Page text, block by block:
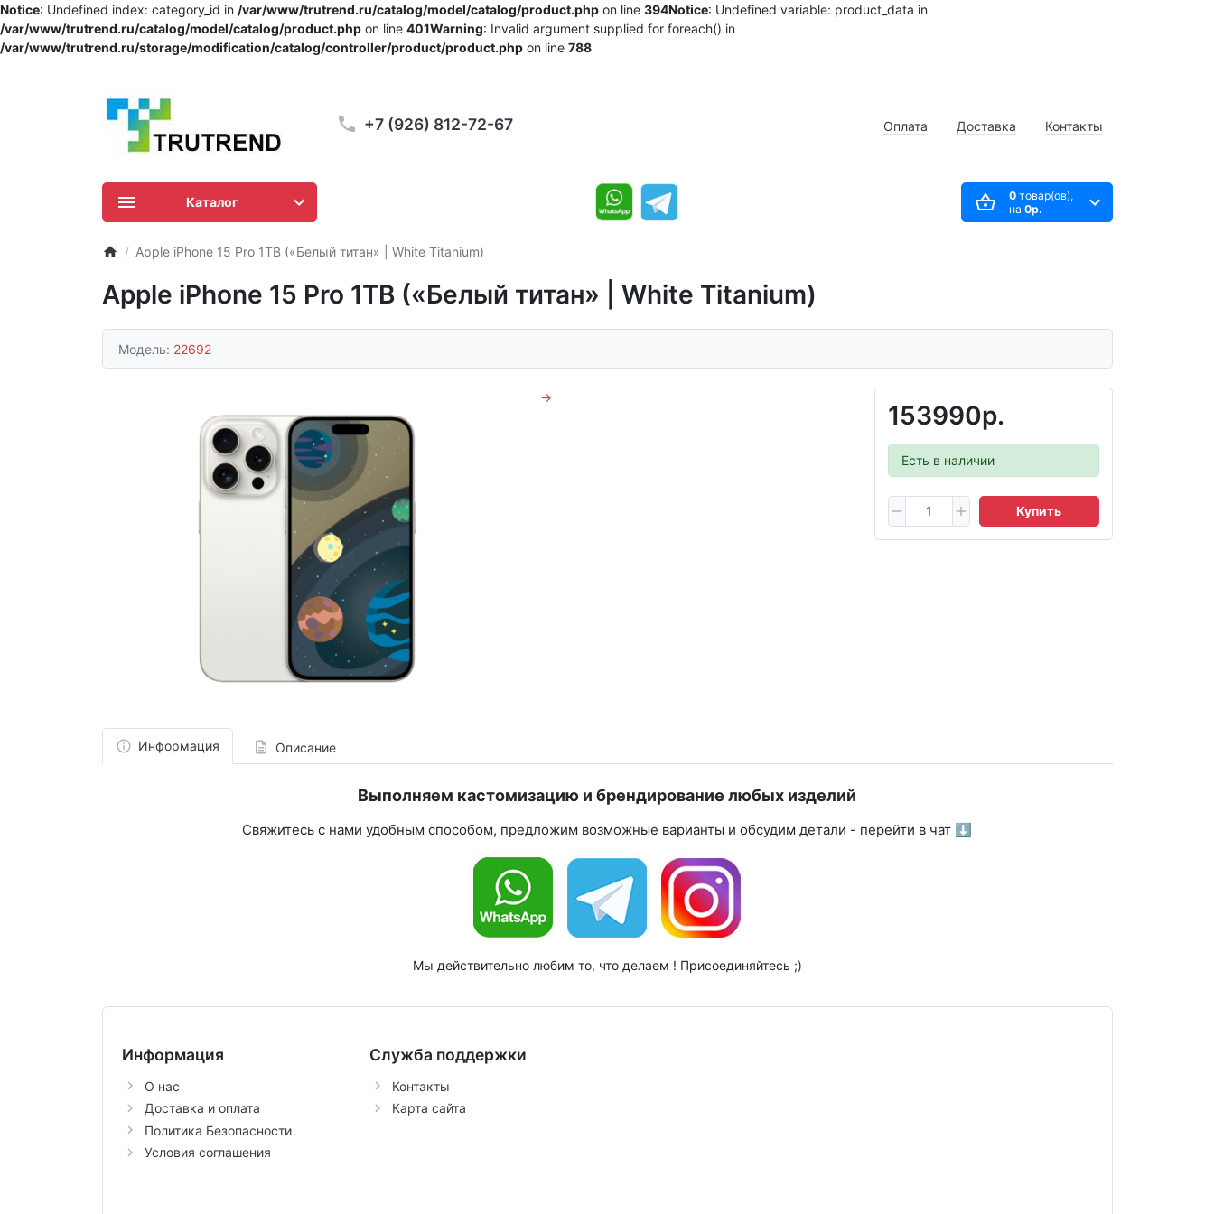
Notice: Undefined index: category_id in /var/www/trutrend.ru/catalog/model/catalog/product.php on line 394Notice: Undefined variable: product_data in
/var/www/trutrend.ru/catalog/model/catalog/product.php on line 401Warning: Invalid argument supplied for foreach() in
/var/www/trutrend.ru/storage/modification/catalog/controller/product/product.php on line 788
+7 (926) 812-72-67 Оплата Доставка Контакты
0товар(ов),
на 0р.
Каталог
Apple iPhone 15 Pro 1TB («Белый титан» | White Titanium)
Apple iPhone 15 Pro 1TB («Белый титан» | White Titanium)
Модель: 22692
153990р.
Есть в наличии
Купить
→
Информация Описание
Выполняем кастомизацию и брендирование любых изделий
Свяжитесь с нами удобным способом, предложим возможные варианты и обсудим детали - перейти в чат ⬇
Мы действительно любим то, что делаем ! Присоединяйтесь ;)
Информация
О нас
Доставка и оплата
Политика Безопасности
Условия соглашения
Служба поддержки
Контакты
Карта сайта